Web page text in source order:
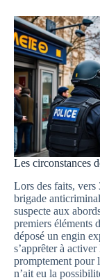
Les circonstances
Lors des faits, vers
brigade
suspecte aux
premiers éléments
déposé un engin
s’apprêter à
promptement pour
n’ait eu la